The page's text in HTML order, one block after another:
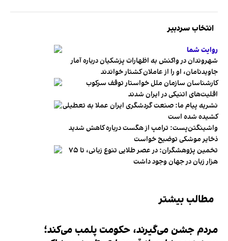
انتخاب سردبیر
روایت شما
شهروندان در واکنش به اظهارات پزشکیان درباره آمار
جاویدنامان، او را از عاملان کشتار خواندند
کارشناسان سازمان ملل خواستار توقف سرکوب
اقلیت‌های اتنیکی در ایران شدند
نشریه پیام ما: صنعت گردشگری ایران عملا به تعطیلی
کشیده شده است
واشینگتن‌پست: ترامپ از هگست درباره کاهش شدید
ذخایر موشکی توضیح خواست
تخمین پژوهشگران: در عصر طلایی تنوع زبانی، تا ۷۵
هزار زبان در جهان وجود داشت
مطالب بیشتر
مردم جشن می‌گیرند، حکومت پلمب می‌کند؛